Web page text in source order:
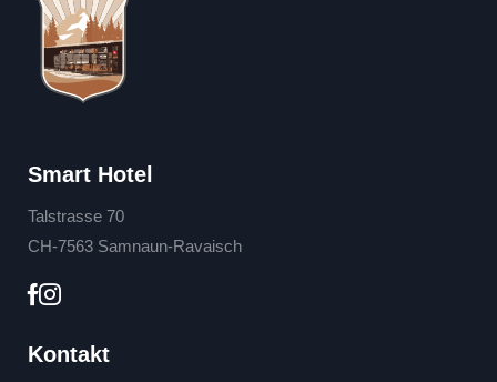
Smart Hotel
Talstrasse 70
CH-7563 Samnaun-Ravaisch
Kontakt